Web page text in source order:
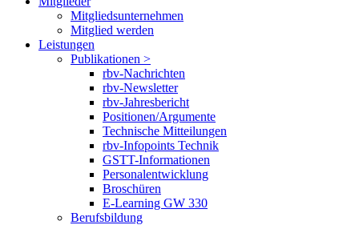
Mitgliedsunternehmen
Mitglied werden
Leistungen
Publikationen >
rbv-Nachrichten
rbv-Newsletter
rbv-Jahresbericht
Positionen/Argumente
Technische Mitteilungen
rbv-Infopoints Technik
GSTT-Informationen
Personalentwicklung
Broschüren
E-Learning GW 330
Berufsbildung